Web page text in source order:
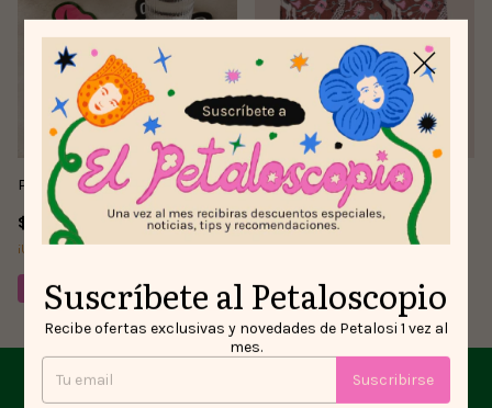
Portavasos Selvática x 4
$150.000
¡Última unidad!
Set Individuales x 4 Criaturas
$65.000
Suscríbete al Petaloscopio
Recibe ofertas exclusivas y novedades de Petalosi 1 vez al
mes.
Suscribirse